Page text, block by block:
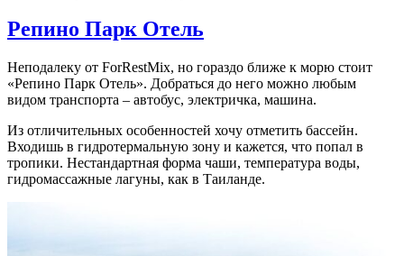
Репино Парк Отель
Неподалеку от ForRestMix, но гораздо ближе к морю стоит
«Репино Парк Отель». Добраться до него можно любым
видом транспорта – автобус, электричка, машина.
Из отличительных особенностей хочу отметить бассейн.
Входишь в гидротермальную зону и кажется, что попал в
тропики. Нестандартная форма чаши, температура воды,
гидромассажные лагуны, как в Таиланде.